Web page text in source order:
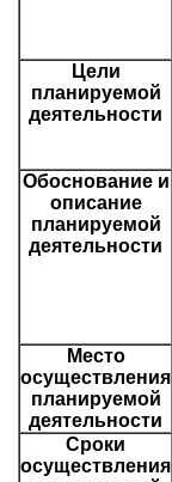
Цели
планируемой
деятельности
Обоснование и
описание
планируемой
деятельности
Место
осуществления
планируемой
деятельности
Сроки
осуществления